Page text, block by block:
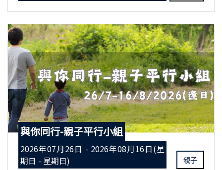
與你同行-親子平行小組
2026年07月26日 - 2026年08月16日(星
期日 - 星期日)
親子